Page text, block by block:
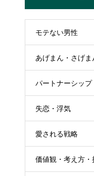
モテない男性
あげまん・さげま
パートナーシップ
失恋・浮気
愛される戦略
価値観・考え方・